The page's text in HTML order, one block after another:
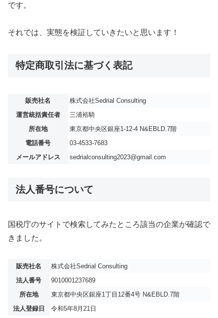
です。
それでは、実態を検証していきたいと思います！
特定商取引法に基づく表記
販売社名
株式会社Sedrial Consulting
運営統括責任者
三浦裕騎
所在地
東京都中央区銀座1-12-4 N&EBLD.7階
電話番号
03-4533-7683
メールアドレス
sedrialconsulting2023@gmail.com
法人番号について
国税庁のサイトで検索してみたところ該当の企業が確認で
きました。
販売社名
株式会社Sedrial Consulting
法人番号
9010001237689
所在地
東京都中央区銀座1丁目12番4号 N&EBLD.7階
法人登録日
令和5年8月21日